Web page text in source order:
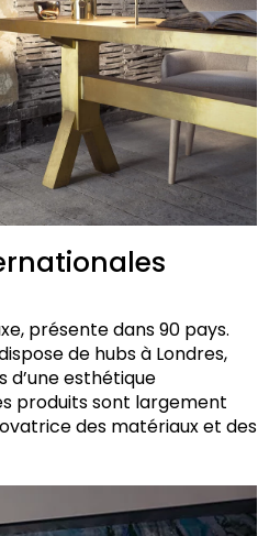
présente dans 90 pays.
de hubs à Londres,
d’une esthétique
produits sont largement
des matériaux et des